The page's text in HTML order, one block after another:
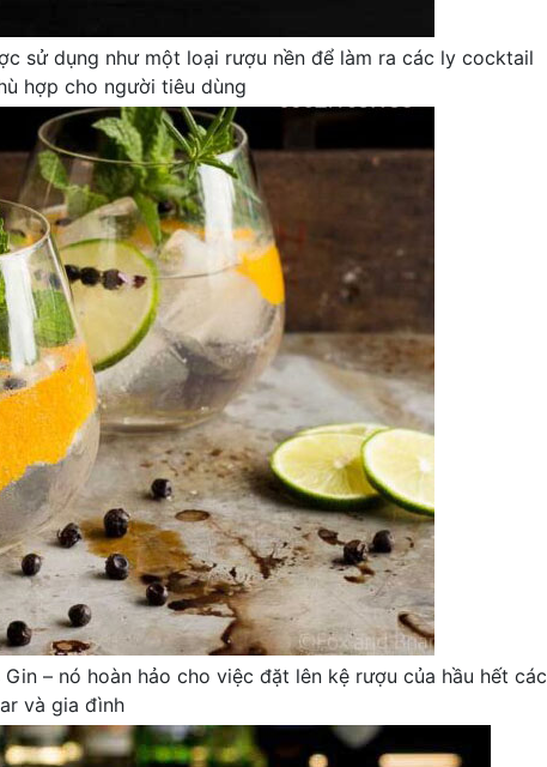
sử dụng như một loại rượu nền để làm ra các ly cocktail
hợp cho người tiêu dùng
– nó hoàn hảo cho việc đặt lên kệ rượu của hầu hết các
và gia đình